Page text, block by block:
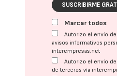
SUSCRIBIRME
Marcar todos
Autorizo el envío
avisos informativos
interempresas.net
Autorizo el envío
de terceros vía